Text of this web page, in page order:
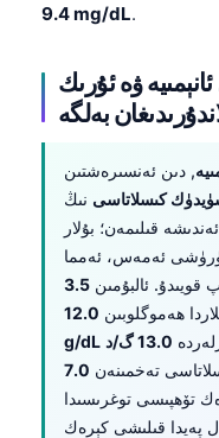
9.4 mg/dL.
ئانېمىيە ۋە ئۇرىك
بەلگە
, دىن ئەنسىرەشتىن
كىسلاتاسى نىڭ
قىلىمەن؛ بۇلار
ئەمەس، ئەمما
قويىدۇ. ئالبۇمىن 3.5 g/dL دىن
ھەموگلوبىن 12.0
g/dL
تەخمىنەن
تۆھپىسى توغرىسىدا
Հայերեն
Íslenska
Српски језик
Svenska
Bosanski
Azərbaycan dili
Eesti
Čeština
Русский